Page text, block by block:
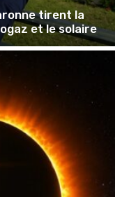
tirent la
et le solaire